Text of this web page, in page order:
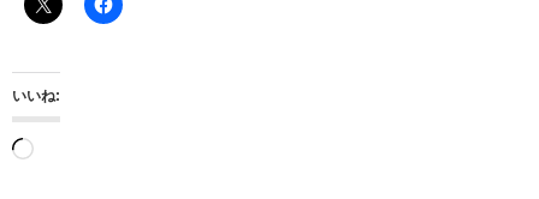
いいね:
読